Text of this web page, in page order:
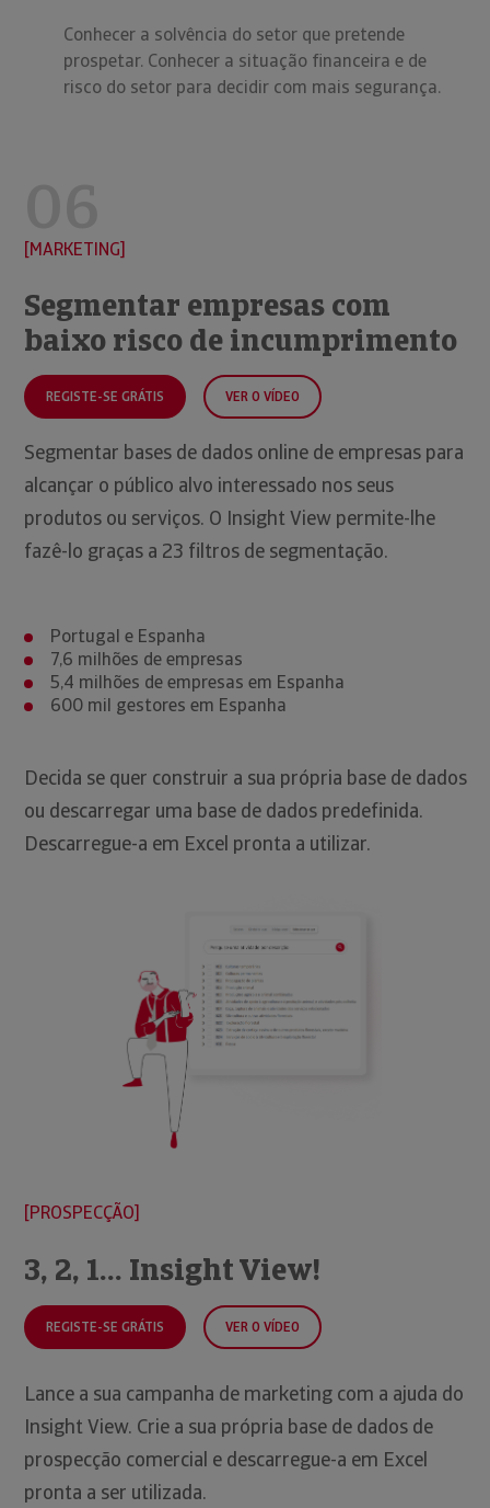
Conhecer a solvência do setor que pretende
prospetar. Conhecer a situação financeira e de
risco do setor para decidir com mais segurança.
MARKETING
Segmentar empresas com
baixo risco de incumprimento
REGISTE-SE GRÁTIS VER O VÍDEO
Segmentar bases de dados online de empresas para
alcançar o público alvo interessado nos seus
produtos ou serviços. O Insight View permite-lhe
fazê-lo graças a 23 filtros de segmentação.
Portugal e Espanha
7,6 milhões de empresas
5,4 milhões de empresas em Espanha
600 mil gestores em Espanha
Decida se quer construir a sua própria base de dados
ou descarregar uma base de dados predefinida.
Descarregue-a em Excel pronta a utilizar.
PROSPECÇÃO
3, 2, 1... Insight View!
REGISTE-SE GRÁTIS VER O VÍDEO
Lance a sua campanha de marketing com a ajuda do
Insight View. Crie a sua própria base de dados de
prospecção comercial e descarregue-a em Excel
pronta a ser utilizada.